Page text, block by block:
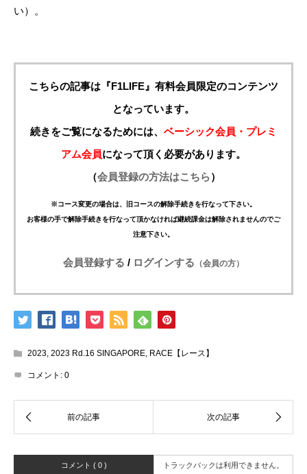
い）。
こちらの記事は『F1LIFE』有料会員限定のコンテンツ
となっています。
続きをご覧になるためには、 ベーシック会員・プレミ
アム会員になって頂く必要があります。
（会員登録の方法はこちら）
※コース変更の場合は、旧コースの解除手続きを行なって下さい。
お客様の手で解除手続きを行なって頂かなければ継続課金は解除されませんのでご
注意下さい。
会員登録する / ログインする （会員の方）
2023, 2023 Rd.16 SINGAPORE, RACE【レース】
コメント: 0
コメント ( 0 ) トラックバックは利用できません。